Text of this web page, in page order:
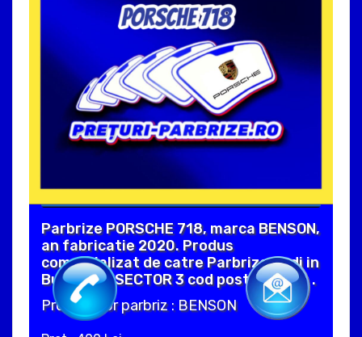
Parbrize PORSCHE 718, marca BENSON,
an fabricatie 2020. Produs
comercializat de catre Parbrize Audi in
Bucuresti SECTOR 3 cod postal 31166 .
Producator parbriz : BENSON